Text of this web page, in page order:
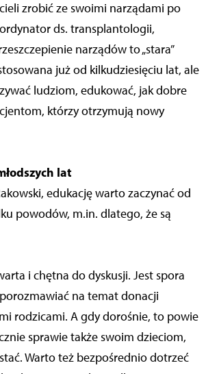
zrobić ze swoimi narządami po
ds. transplantologii,
narządów to „stara”
już od kilkudziesięciu lat, ale
ludziom, edukować, jak dobre
którzy otrzymują nowy
lat
edukację warto zaczynać od
powodów, m.in. dlatego, że są
i chętna do dyskusji. Jest spora
na temat donacji
rodzicami. A gdy dorośnie, to powie
sprawie także swoim dzieciom,
Warto też bezpośrednio dotrzeć